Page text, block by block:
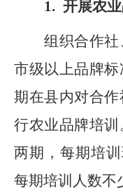
1. 开展农
组织合作
市级以上品牌
期在县内对合
行农业品牌培
两期，每期培
每期培训人数不